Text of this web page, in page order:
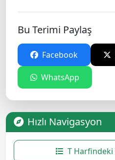
Bu Terimi Paylaş
Facebook
WhatsApp
Hızlı Navigasyon
T Harfindeki